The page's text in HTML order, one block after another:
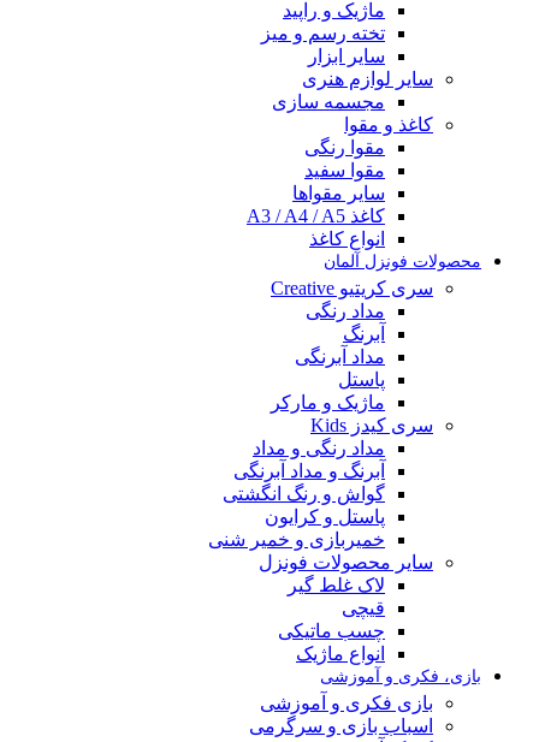
ماژیک و راپید
تخته رسم و میز
سایر ابزار
سایر لوازم هنری
مجسمه سازی
کاغذ و مقوا
مقوا رنگی
مقوا سفید
سایر مقواها
کاغذ A3 / A4 / A5
انواع کاغذ
محصولات فونزل آلمان
سری کریتیو Creative
مداد رنگی
آبرنگ
مداد آبرنگی
پاستل
ماژیک و مارکر
سری کیدز Kids
مداد رنگی و مداد
آبرنگ و مداد آبرنگی
گواش و رنگ انگشتی
پاستل و کرایون
خمیربازی و خمیر شنی
سایر محصولات فونزل
لاک غلط گیر
قیچی
چسب ماتیکی
انواع ماژیک
بازی، فکری و آموزشی
بازی فکری و آموزشی
اسباب بازی و سرگرمی